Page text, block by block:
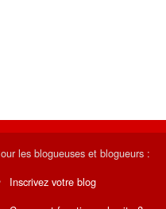
les blogueuses et blogueurs :
Inscrivez votre blog